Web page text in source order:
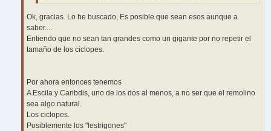
Ok, gracias. Lo he buscado, Es posible que sean esos aunque a
saber....
Entiendo que no sean tan grandes como un gigante por no repetir el
tamaño de los ciclopes.
Por ahora entonces tenemos
A Escila y Caribdis, uno de los dos al menos, a no ser que el remolino
sea algo natural.
Los ciclopes.
Posiblemente los "lestrigones"